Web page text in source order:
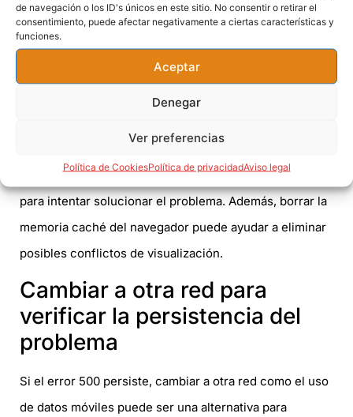
de navegación o los ID's únicos en este sitio. No consentir o retirar el
consentimiento, puede afectar negativamente a ciertas características y
funciones.
Aceptar
Denegar
Ver preferencias
Política de CookiesPolítica de privacidadAviso legal
Recomendaciones para
Recargar la página y borrar la
caché del navegador
Ante un error 500, es recomendable recargar la página
para intentar solucionar el problema. Además, borrar la
memoria caché del navegador puede ayudar a eliminar
posibles conflictos de visualización.
Cambiar a otra red para
verificar la persistencia del
problema
Si el error 500 persiste, cambiar a otra red como el uso
de datos móviles puede ser una alternativa para